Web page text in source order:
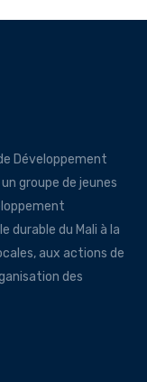
Développement
groupe de jeunes
durable du Mali à la
aux actions de
des